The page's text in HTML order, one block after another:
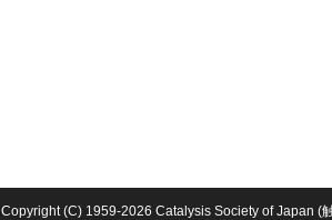
Copyright (C) 1959-2026 Catalysis Society of Japan (